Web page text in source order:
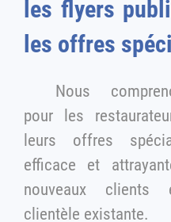
les flyers
les offres
Nous
pour les restaurateurs de promouvoir
leurs offres
efficace et
nouveaux clients
clientèle existante.